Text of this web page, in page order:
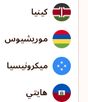
كينيا
موريشيوس
ميكرونيسيا
هايتي